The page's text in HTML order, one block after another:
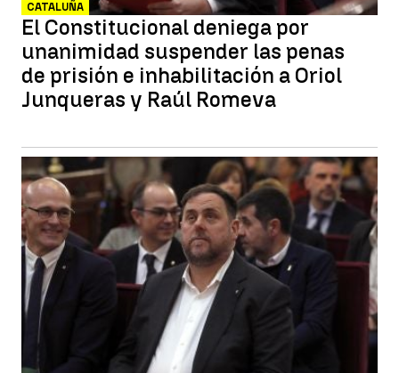
CATALUÑA
El Constitucional deniega por
unanimidad suspender las penas
de prisión e inhabilitación a Oriol
Junqueras y Raúl Romeva